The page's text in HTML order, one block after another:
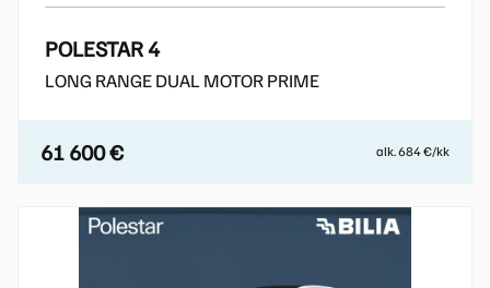
POLESTAR 4
LONG RANGE DUAL MOTOR PRIME
61 600 € alk. 684 €/kk